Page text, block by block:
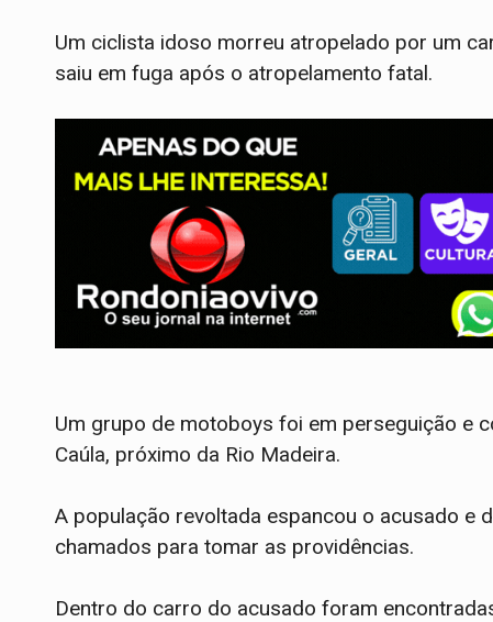
Um ciclista idoso morreu atropelado por um
saiu em fuga após o atropelamento fatal.
Um grupo de motoboys foi em perseguição e
Caúla, próximo da Rio Madeira.
A população revoltada espancou o acusado e
chamados para tomar as providências.
Dentro do carro do acusado foram